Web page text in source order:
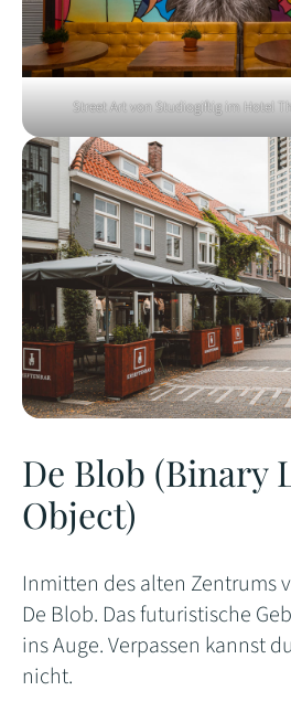
Street Art von Studiogiftig im Hotel
De Blob (Binary
Object)
Inmitten des alten Zentrums
De Blob. Das futuristische
ins Auge. Verpassen kannst
nicht.